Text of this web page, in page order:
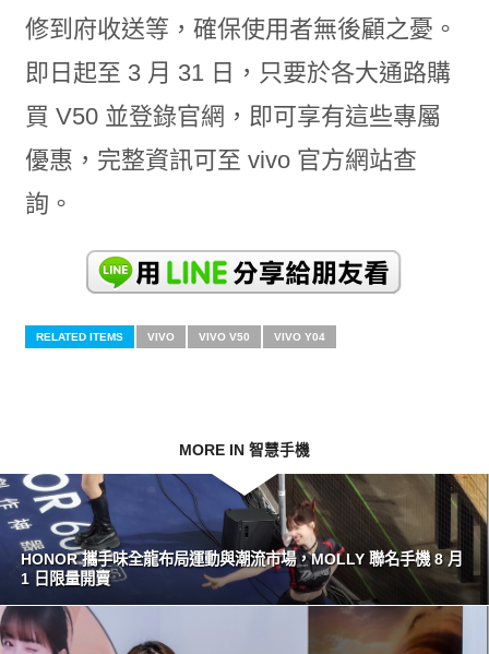
修到府收送等，確保使用者無後顧之憂。
即日起至 3 月 31 日，只要於各大通路購
買 V50 並登錄官網，即可享有這些專屬
優惠，完整資訊可至 vivo 官方網站查
詢。
RELATED ITEMS VIVO VIVO V50 VIVO Y04
MORE IN 智慧手機
HONOR 攜手味全龍布局運動與潮流市場，MOLLY 聯名手機 8 月
1 日限量開賣